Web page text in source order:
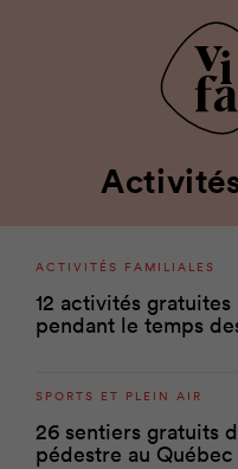
ACTIVITÉS FAMILIALES
12 activités gratuites
pendant le temps
SPORTS ET PLEIN AIR
26 sentiers gratuits
pédestre au Québec